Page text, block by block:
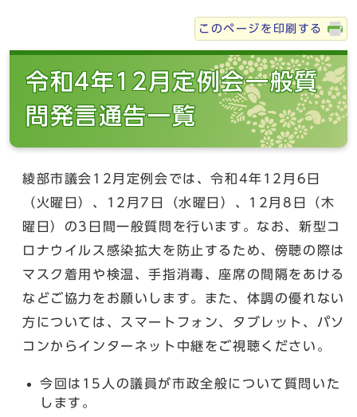
このページを印刷する
令和4年12月定例会一般質
問発言通告一覧
綾部市議会12月定例会では、令和4年12月6日
（火曜日）、12月7日（水曜日）、12月8日（木
曜日）の3日間一般質問を行います。なお、新型コ
ロナウイルス感染拡大を防止するため、傍聴の際は
マスク着用や検温、手指消毒、座席の間隔をあける
などご協力をお願いします。また、体調の優れない
方については、スマートフォン、タブレット、パソ
コンからインターネット中継をご視聴ください。
今回は15人の議員が市政全般について質問いた
します。